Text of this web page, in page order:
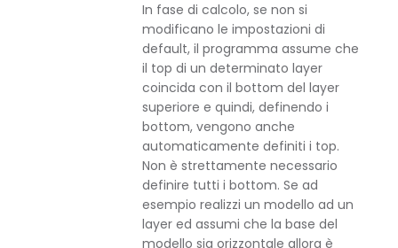
In fase di calcolo, se non si
modificano le impostazioni di
default, il programma assume che
il top di un determinato layer
coincida con il bottom del layer
superiore e quindi, definendo i
bottom, vengono anche
automaticamente definiti i top.
Non è strettamente necessario
definire tutti i bottom. Se ad
esempio realizzi un modello ad un
layer ed assumi che la base del
modello sia orizzontale allora è